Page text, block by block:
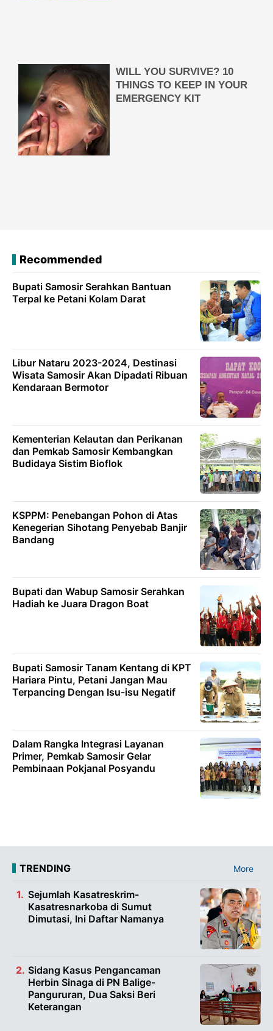
Recommended
Bupati Samosir Serahkan Bantuan
Terpal ke Petani Kolam Darat
Libur Nataru 2023-2024, Destinasi
Wisata Samosir Akan Dipadati Ribuan
Kendaraan Bermotor
Kementerian Kelautan dan Perikanan
dan Pemkab Samosir Kembangkan
Budidaya Sistim Bioflok
KSPPM: Penebangan Pohon di Atas
Kenegerian Sihotang Penyebab Banjir
Bandang
Bupati dan Wabup Samosir Serahkan
Hadiah ke Juara Dragon Boat
Bupati Samosir Tanam Kentang di KPT
Hariara Pintu, Petani Jangan Mau
Terpancing Dengan Isu-isu Negatif
Dalam Rangka Integrasi Layanan
Primer, Pemkab Samosir Gelar
Pembinaan Pokjanal Posyandu
TRENDING More
Sejumlah Kasatreskrim-
Kasatresnarkoba di Sumut
Dimutasi, Ini Daftar Namanya
Sidang Kasus Pengancaman
Herbin Sinaga di PN Balige-
Pangururan, Dua Saksi Beri
Keterangan